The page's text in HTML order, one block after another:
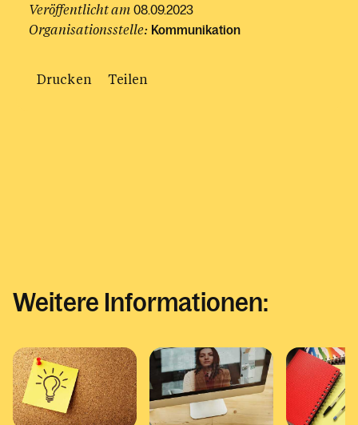
Veröffentlicht am 08.09.2023
Organisationsstelle: Kommunikation
Drucken Teilen
Weitere Informationen: